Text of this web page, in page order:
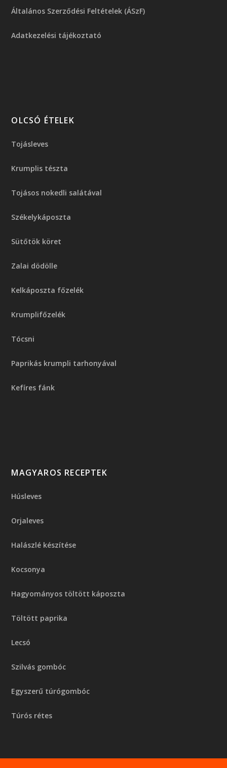
Általános Szerződési Feltételek (ÁSzF)
Adatkezelési tájékoztató
OLCSÓ ÉTELEK
Tojásleves
Krumplis tészta
Tojásos nokedli salátával
Székelykáposzta
Sütőtök köret
Zalai dödölle
Kelkáposzta főzelék
Krumplifőzelék
Tócsni
Paprikás krumpli tarhonyával
Kefíres fánk
MAGYAROS RECEPTEK
Húsleves
Orjaleves
Halászlé készítése
Kocsonya
Hagyományos töltött káposzta
Töltött paprika
Lecsó
Szilvás gombóc
Egyszerű túrógombóc
Túrós rétes